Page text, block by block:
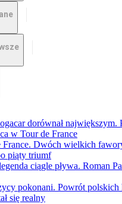
dorównał największym.
w Tour de France
France. Dwóch wielkich
piąty triumf
ciągle pływa. Roman
pokonani. Powrót
się realny